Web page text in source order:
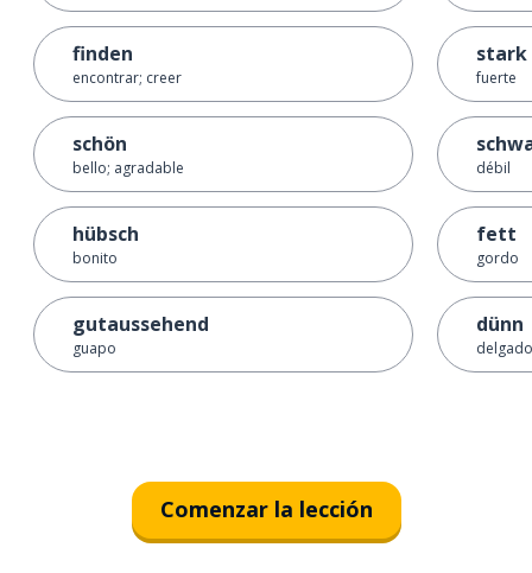
finden
encontrar; creer
schön
bello; agradable
hübsch
bonito
gutaussehend
guapo
stark
fuerte
débil
fett
gordo
dünn
delgado
Comenzar la lección